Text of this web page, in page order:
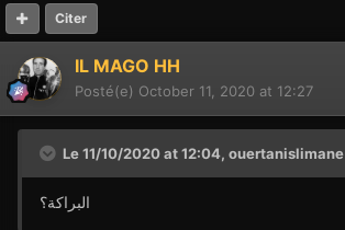
Citer
IL MAGO HH
Posté(e) October 11, 2020 at 12:27
Le 11/10/2020 at 12:04, ouertanislimane
البراكة؟